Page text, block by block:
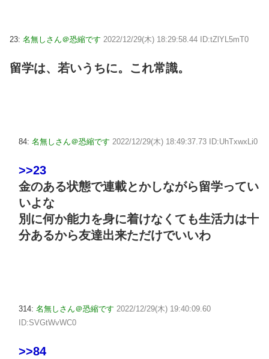
23: 名無しさん＠恐縮です 2022/12/29(木) 18:29:58.44 ID:tZlYL5mT0
留学は、若いうちに。これ常識。
84: 名無しさん＠恐縮です 2022/12/29(木) 18:49:37.73 ID:UhTxwxLi0
>>23
金のある状態で連載とかしながら留学ってい
いよな
別に何か能力を身に着けなくても生活力は十
分あるから友達出来ただけでいいわ
314: 名無しさん＠恐縮です 2022/12/29(木) 19:40:09.60
ID:SVGtWvWC0
>>84